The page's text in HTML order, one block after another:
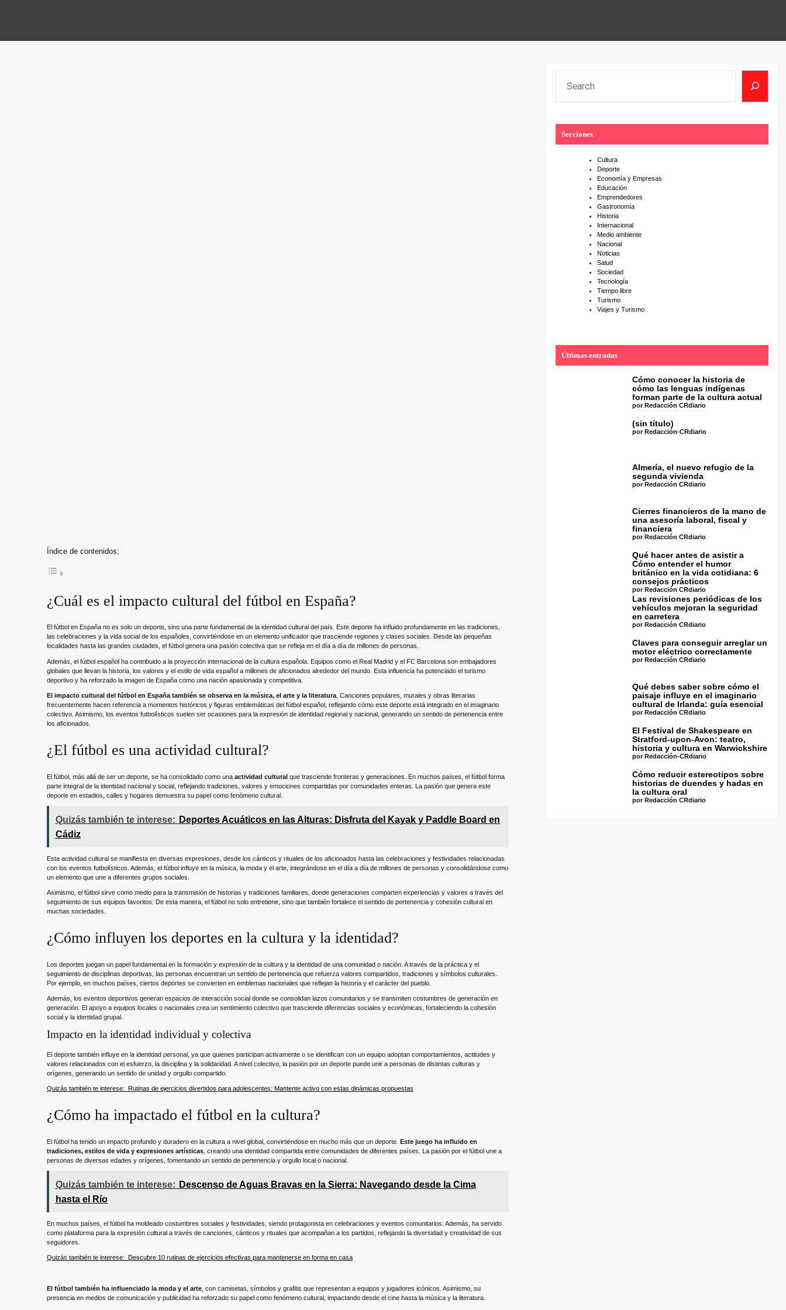
Índice de contenidos:
¿Cuál es el impacto cultural del fútbol en España?
El fútbol en España no es solo un deporte, sino una parte fundamental de la identidad cultural del país. Este deporte ha influido profundamente en las tradiciones,
las celebraciones y la vida social de los españoles, convirtiéndose en un elemento unificador que trasciende regiones y clases sociales. Desde las pequeñas
localidades hasta las grandes ciudades, el fútbol genera una pasión colectiva que se refleja en el día a día de millones de personas.
Además, el fútbol español ha contribuido a la proyección internacional de la cultura española. Equipos como el Real Madrid y el FC Barcelona son embajadores
globales que llevan la historia, los valores y el estilo de vida español a millones de aficionados alrededor del mundo. Esta influencia ha potenciado el turismo
deportivo y ha reforzado la imagen de España como una nación apasionada y competitiva.
El impacto cultural del fútbol en España también se observa en la música, el arte y la literatura . Canciones populares, murales y obras literarias
frecuentemente hacen referencia a momentos históricos y figuras emblemáticas del fútbol español, reflejando cómo este deporte está integrado en el imaginario
colectivo. Asimismo, los eventos futbolísticos suelen ser ocasiones para la expresión de identidad regional y nacional, generando un sentido de pertenencia entre
los aficionados.
¿El fútbol es una actividad cultural?
El fútbol, más allá de ser un deporte, se ha consolidado como una actividad cultural que trasciende fronteras y generaciones. En muchos países, el fútbol forma
parte integral de la identidad nacional y social, reflejando tradiciones, valores y emociones compartidas por comunidades enteras. La pasión que genera este
deporte en estadios, calles y hogares demuestra su papel como fenómeno cultural.
Quizás también te interese: Deportes Acuáticos en las Alturas: Disfruta del Kayak y Paddle Board en
Cádiz
Esta actividad cultural se manifiesta en diversas expresiones, desde los cánticos y rituales de los aficionados hasta las celebraciones y festividades relacionadas
con los eventos futbolísticos. Además, el fútbol influye en la música, la moda y el arte, integrándose en el día a día de millones de personas y consolidándose como
un elemento que une a diferentes grupos sociales.
Asimismo, el fútbol sirve como medio para la transmisión de historias y tradiciones familiares, donde generaciones comparten experiencias y valores a través del
seguimiento de sus equipos favoritos. De esta manera, el fútbol no solo entretiene, sino que también fortalece el sentido de pertenencia y cohesión cultural en
muchas sociedades.
¿Cómo influyen los deportes en la cultura y la identidad?
Los deportes juegan un papel fundamental en la formación y expresión de la cultura y la identidad de una comunidad o nación. A través de la práctica y el
seguimiento de disciplinas deportivas, las personas encuentran un sentido de pertenencia que refuerza valores compartidos, tradiciones y símbolos culturales.
Por ejemplo, en muchos países, ciertos deportes se convierten en emblemas nacionales que reflejan la historia y el carácter del pueblo.
Además, los eventos deportivos generan espacios de interacción social donde se consolidan lazos comunitarios y se transmiten costumbres de generación en
generación. El apoyo a equipos locales o nacionales crea un sentimiento colectivo que trasciende diferencias sociales y económicas, fortaleciendo la cohesión
social y la identidad grupal.
Impacto en la identidad individual y colectiva
El deporte también influye en la identidad personal, ya que quienes participan activamente o se identifican con un equipo adoptan comportamientos, actitudes y
valores relacionados con el esfuerzo, la disciplina y la solidaridad. A nivel colectivo, la pasión por un deporte puede unir a personas de distintas culturas y
orígenes, generando un sentido de unidad y orgullo compartido.
Quizás también te interese: Rutinas de ejercicios divertidos para adolescentes: Mantente activo con estas dinámicas propuestas
¿Cómo ha impactado el fútbol en la cultura?
El fútbol ha tenido un impacto profundo y duradero en la cultura a nivel global, convirtiéndose en mucho más que un deporte. Este juego ha influido en
tradiciones, estilos de vida y expresiones artísticas , creando una identidad compartida entre comunidades de diferentes países. La pasión por el fútbol une a
personas de diversas edades y orígenes, fomentando un sentido de pertenencia y orgullo local o nacional.
Quizás también te interese: Descenso de Aguas Bravas en la Sierra: Navegando desde la Cima
hasta el Río
En muchos países, el fútbol ha moldeado costumbres sociales y festividades, siendo protagonista en celebraciones y eventos comunitarios. Además, ha servido
como plataforma para la expresión cultural a través de canciones, cánticos y rituales que acompañan a los partidos, reflejando la diversidad y creatividad de sus
seguidores.
Quizás también te interese: Descubre 10 rutinas de ejercicios efectivas para mantenerse en forma en casa
El fútbol también ha influenciado la moda y el arte, con camisetas, símbolos y grafitis que representan a equipos y jugadores icónicos. Asimismo, su
presencia en medios de comunicación y publicidad ha reforzado su papel como fenómeno cultural, impactando desde el cine hasta la música y la literatura.
Secciones
Cultura
Deporte
Economía y Empresas
Educación
Emprendedores
Gastronomía
Historia
Internacional
Medio ambiente
Nacional
Noticias
Salud
Sociedad
Tecnología
Tiempo libre
Turismo
Viajes y Turismo
Últimas entradas
Cómo conocer la historia de
cómo las lenguas indígenas
forman parte de la cultura actual
por Redacción CRdiario
(sin título)
por Redacción-CRdiario
Almería, el nuevo refugio de la
segunda vivienda
por Redacción CRdiario
Cierres financieros de la mano de
una asesoría laboral, fiscal y
financiera
por Redacción CRdiario
Qué hacer antes de asistir a
Cómo entender el humor
británico en la vida cotidiana: 6
consejos prácticos
por Redacción CRdiario
Las revisiones periódicas de los
vehículos mejoran la seguridad
en carretera
por Redacción CRdiario
Claves para conseguir arreglar un
motor eléctrico correctamente
por Redacción CRdiario
Qué debes saber sobre cómo el
paisaje influye en el imaginario
cultural de Irlanda: guía esencial
por Redacción CRdiario
El Festival de Shakespeare en
Stratford-upon-Avon: teatro,
historia y cultura en Warwickshire
por Redacción-CRdiario
Cómo reducir estereotipos sobre
historias de duendes y hadas en
la cultura oral
por Redacción CRdiario